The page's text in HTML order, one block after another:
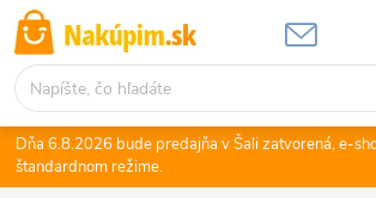
Prejsť
na
obsah
Dňa 6.8.2026 bude predajňa v Šali zatvorená, e-
štandardnom režime.